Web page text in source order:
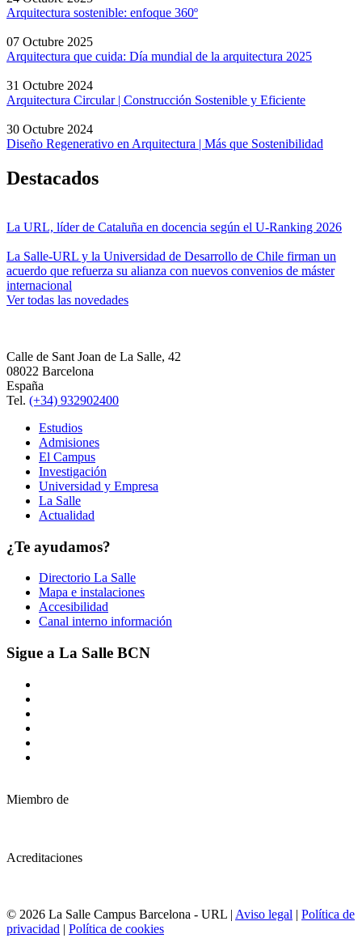
Arquitectura sostenible: enfoque 360º
07 Octubre 2025
Arquitectura que cuida: Día mundial de la arquitectura 2025
31 Octubre 2024
Arquitectura Circular | Construcción Sostenible y Eficiente
30 Octubre 2024
Diseño Regenerativo en Arquitectura | Más que Sostenibilidad
Destacados
La URL, líder de Cataluña en docencia según el U-Ranking 2026
La Salle-URL y la Universidad de Desarrollo de Chile firman un
acuerdo que refuerza su alianza con nuevos convenios de máster
internacional
Ver todas las novedades
Calle de Sant Joan de La Salle, 42
08022 Barcelona
España
Tel. (+34) 932902400
Estudios
Admisiones
El Campus
Investigación
Universidad y Empresa
La Salle
Actualidad
¿Te ayudamos?
Directorio La Salle
Mapa e instalaciones
Accesibilidad
Canal interno información
Sigue a La Salle BCN
Miembro de
Acreditaciones
© 2026 La Salle Campus Barcelona - URL | Aviso legal | Política de
privacidad | Política de cookies